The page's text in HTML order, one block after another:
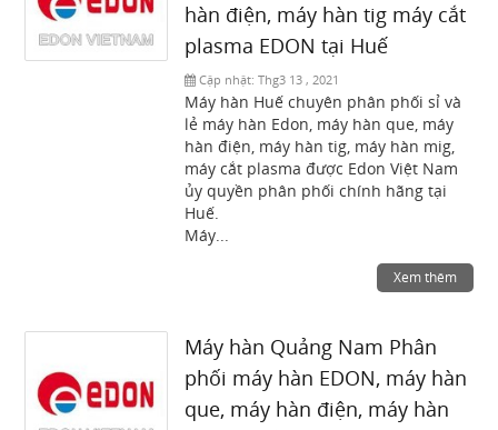
hàn điện, máy hàn tig máy cắt
plasma EDON tại Huế
Cập nhật:Thg3 13 , 2021
Máy hàn Huế chuyên phân phối sỉ và
lẻ máy hàn Edon, máy hàn que, máy
hàn điện, máy hàn tig, máy hàn mig,
máy cắt plasma được Edon Việt Nam
ủy quyền phân phối chính hãng tại
Huế.
Máy...
Xem thêm
Máy hàn Quảng Nam Phân
phối máy hàn EDON, máy hàn
que, máy hàn điện, máy hàn